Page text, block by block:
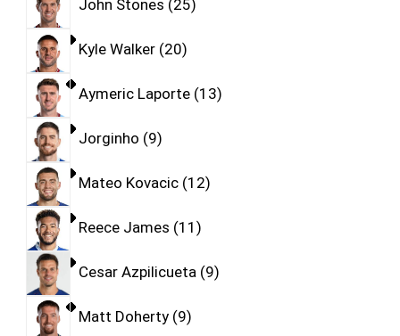
John Stones 25
Kyle Walker 20
Aymeric Laporte 13
Jorginho 9
Mateo Kovacic 12
Reece James 11
Cesar Azpilicueta 9
Matt Doherty 9